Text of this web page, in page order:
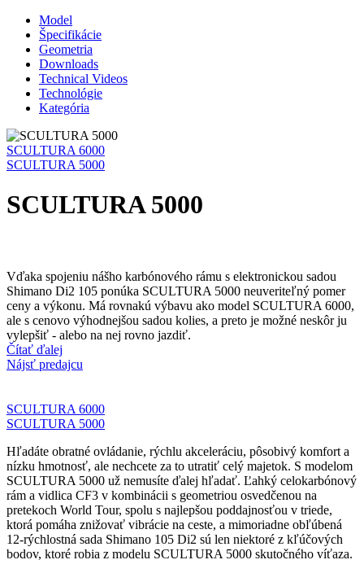
Model
Špecifikácie
Geometria
Downloads
Technical Videos
Technológie
Kategória
SCULTURA 6000
SCULTURA 5000
SCULTURA 5000
Vďaka spojeniu nášho karbónového rámu s elektronickou sadou
Shimano Di2 105 ponúka SCULTURA 5000 neuveriteľný pomer
ceny a výkonu. Má rovnakú výbavu ako model SCULTURA 6000,
ale s cenovo výhodnejšou sadou kolies, a preto je možné neskôr ju
vylepšiť - alebo na nej rovno jazdiť.
Čítať ďalej
Nájsť predajcu
SCULTURA 6000
SCULTURA 5000
Hľadáte obratné ovládanie, rýchlu akceleráciu, pôsobivý komfort a
nízku hmotnosť, ale nechcete za to utratiť celý majetok. S modelom
SCULTURA 5000 už nemusíte ďalej hľadať. Ľahký celokarbónový
rám a vidlica CF3 v kombinácii s geometriou osvedčenou na
pretekoch World Tour, spolu s najlepšou poddajnosťou v triede,
ktorá pomáha znižovať vibrácie na ceste, a mimoriadne obľúbená
12-rýchlostná sada Shimano 105 Di2 sú len niektoré z kľúčových
bodov, ktoré robia z modelu SCULTURA 5000 skutočného víťaza.